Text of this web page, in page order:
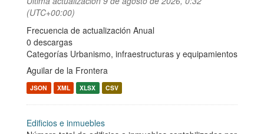
(UTC+00:00)
Frecuencia de actualización Anual
0 descargas
Categorías Urbanismo, infraestructuras y equipamientos
Aguilar de la Frontera
JSON XML XLSX CSV
Edificios e inmuebles